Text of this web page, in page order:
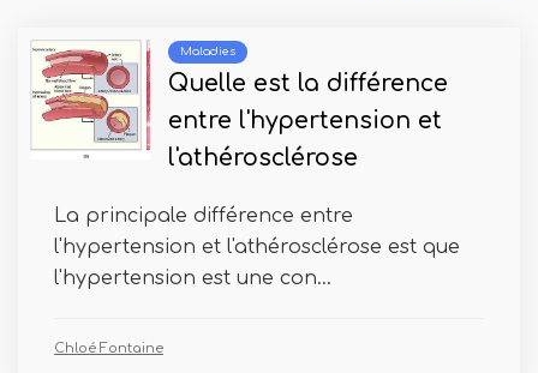
Maladies
Quelle est la différence
entre l'hypertension et
l'athérosclérose
La principale différence entre
l'hypertension et l'athérosclérose est que
l'hypertension est une con...
Chloé Fontaine